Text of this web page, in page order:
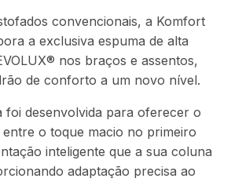
convencionais, a Komfort
a exclusiva espuma de alta
nos braços e assentos,
de conforto a um novo nível.
foi desenvolvida para oferecer o
o toque macio no primeiro
inteligente que a sua coluna
adaptação precisa ao